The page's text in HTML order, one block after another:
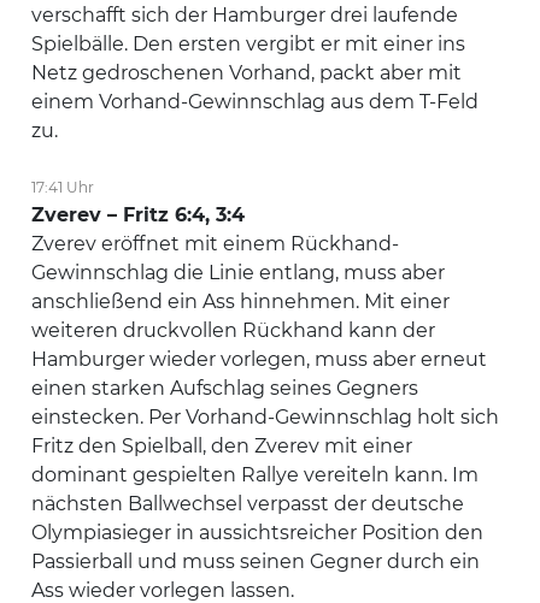
verschafft sich der Hamburger drei laufende
Spielbälle. Den ersten vergibt er mit einer ins
Netz gedroschenen Vorhand, packt aber mit
einem Vorhand-Gewinnschlag aus dem T-Feld
zu.
17:41 Uhr
Zverev – Fritz 6:4, 3:4
Zverev eröffnet mit einem Rückhand-
Gewinnschlag die Linie entlang, muss aber
anschließend ein Ass hinnehmen. Mit einer
weiteren druckvollen Rückhand kann der
Hamburger wieder vorlegen, muss aber erneut
einen starken Aufschlag seines Gegners
einstecken. Per Vorhand-Gewinnschlag holt sich
Fritz den Spielball, den Zverev mit einer
dominant gespielten Rallye vereiteln kann. Im
nächsten Ballwechsel verpasst der deutsche
Olympiasieger in aussichtsreicher Position den
Passierball und muss seinen Gegner durch ein
Ass wieder vorlegen lassen.